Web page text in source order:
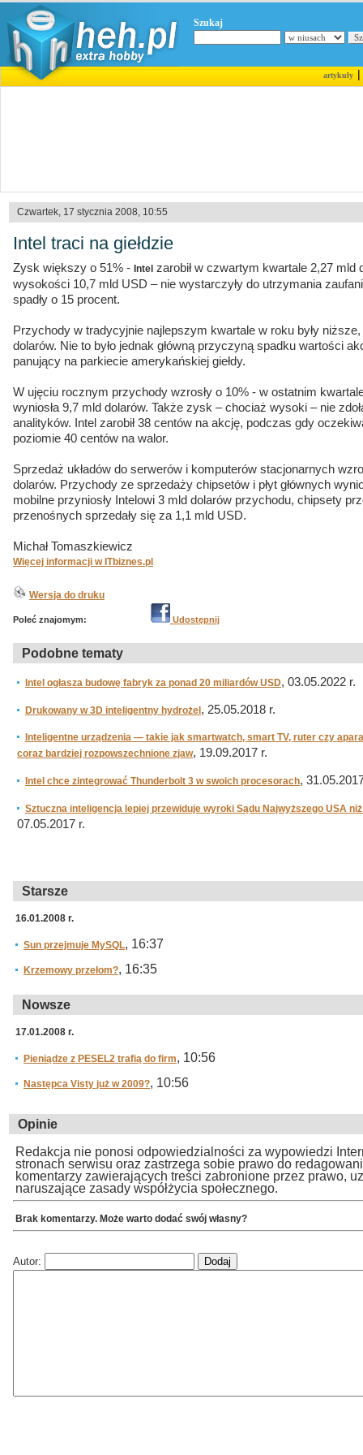
Szukaj
artykuły|
Czwartek, 17 stycznia 2008, 10:55
Intel traci na giełdzie
Zysk większy o 51% - Intel zarobił w czwartym kwartale 2,27
wysokości 10,7 mld USD – nie wystarczyły do utrzymania
spadły o 15 procent.
Przychody w tradycyjnie najlepszym kwartale w roku były
dolarów. Nie to było jednak główną przyczyną spadku wartości
panujący na parkiecie amerykańskiej giełdy.
W ujęciu rocznym przychody wzrosły o 10% - w ostatnim
wyniosła 9,7 mld dolarów. Także zysk – chociaż wysoki – nie
analityków. Intel zarobił 38 centów na akcję, podczas gdy
poziomie 40 centów na walor.
Sprzedaż układów do serwerów i komputerów stacjonarnych
dolarów. Przychody ze sprzedaży chipsetów i płyt głównych
mobilne przyniosły Intelowi 3 mld dolarów przychodu, chipsety
przenośnych sprzedały się za 1,1 mld USD.
Michał Tomaszkiewicz
Więcej informacji w ITbiznes.pl
Wersja do druku
Poleć znajomym: Udostępnij
Podobne tematy
Intel ogłasza budowę fabryk za ponad 20 miliardów USD, 03.05.2022 r.
Drukowany w 3D inteligentny hydrożel , 25.05.2018 r.
Inteligentne urządzenia — takie jak smartwatch, smart TV, ruter czy
coraz bardziej rozpowszechnione zjaw, 19.09.2017 r.
Intel chce zintegrować Thunderbolt 3 w swoich procesorach,
Sztuczna inteligencja lepiej przewiduje wyroki Sądu Najwyższego USA
07.05.2017 r.
Starsze
16.01.2008 r.
Sun przejmuje MySQL, 16:37
Krzemowy przełom?, 16:35
Nowsze
17.01.2008 r.
Pieniądze z PESEL2 trafią do firm, 10:56
Następca Visty już w 2009?, 10:56
Opinie
Redakcja nie ponosi odpowiedzialności za wypowiedzi
stronach serwisu oraz zastrzega sobie prawo do
komentarzy zawierających treści zabronione przez prawo,
naruszające zasady współżycia społecznego.
Brak komentarzy. Może warto dodać swój własny?
Autor: